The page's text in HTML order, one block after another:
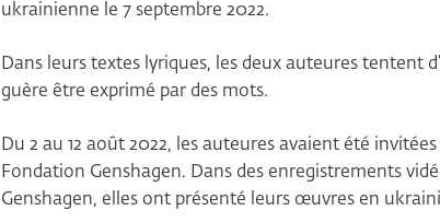
ukrainienne le 7 septembre 2022.
Dans leurs textes lyriques, les deux auteures tentent
guère être exprimé par des mots.
Du 2 au 12 août 2022, les auteures avaient été
Fondation Genshagen. Dans des enregistrements
Genshagen, elles ont présenté leurs œuvres en